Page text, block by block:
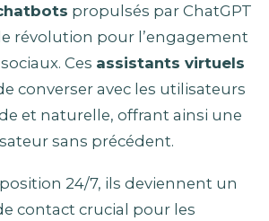
propulsés par ChatGPT
révolution pour l’engagement
Ces assistants virtuels
converser avec les utilisateurs
et naturelle, offrant ainsi une
sans précédent.
24/7, ils deviennent un
contact crucial pour les